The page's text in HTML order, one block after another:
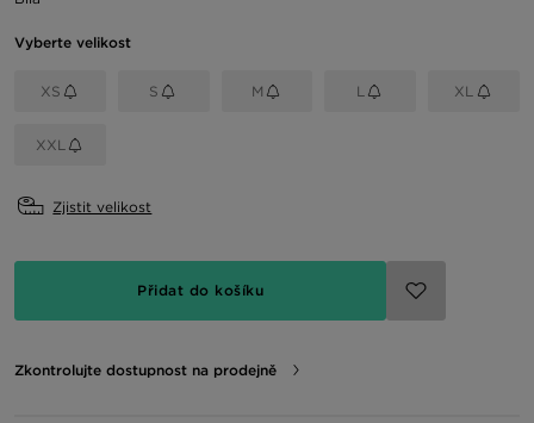
Vyberte velikost
XS S M L XL
XXL
Zjistit velikost
Přidat do košíku
Zkontrolujte dostupnost na prodejně